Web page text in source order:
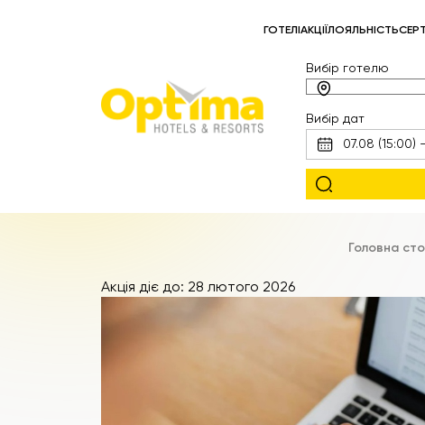
ГОТЕЛІАКЦІЇЛОЯЛЬНІСТЬ
Вибір готелю
Вибір дат
Головна
Акція діє до: 28 лютого 2026